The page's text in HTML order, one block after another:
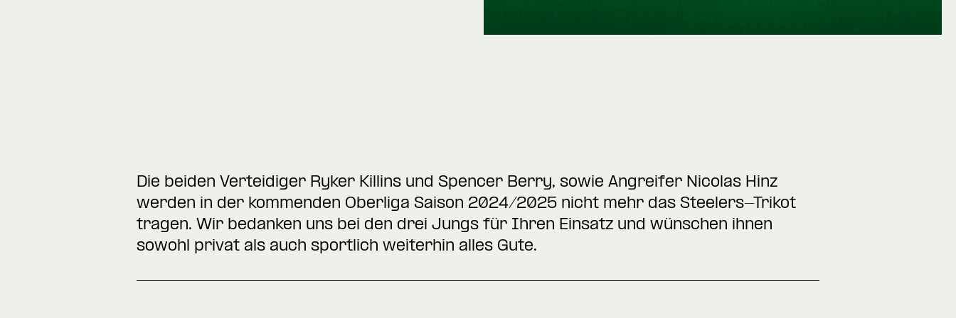
Die beiden Verteidiger Ryker Killins und Spencer Berry, sowie Angreifer Nicolas Hinz
werden in der kommenden Oberliga Saison 2024/2025 nicht mehr das Steelers-Trikot
tragen. Wir bedanken uns bei den drei Jungs für Ihren Einsatz und wünschen ihnen
sowohl privat als auch sportlich weiterhin alles Gute.